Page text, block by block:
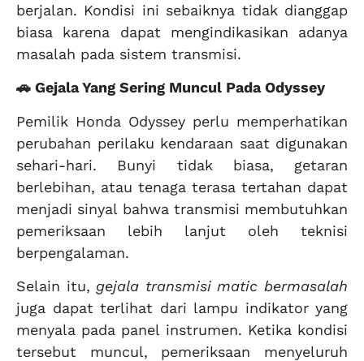
berjalan. Kondisi ini sebaiknya tidak dianggap
biasa karena dapat mengindikasikan adanya
masalah pada sistem transmisi.
🚗 Gejala Yang Sering Muncul Pada Odyssey
Pemilik Honda Odyssey perlu memperhatikan
perubahan perilaku kendaraan saat digunakan
sehari-hari. Bunyi tidak biasa, getaran
berlebihan, atau tenaga terasa tertahan dapat
menjadi sinyal bahwa transmisi membutuhkan
pemeriksaan lebih lanjut oleh teknisi
berpengalaman.
Selain itu, gejala transmisi matic bermasalah
juga dapat terlihat dari lampu indikator yang
menyala pada panel instrumen. Ketika kondisi
tersebut muncul, pemeriksaan menyeluruh